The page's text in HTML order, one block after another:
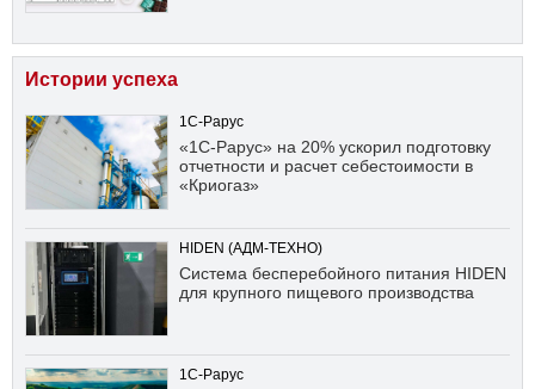
Истории успеха
1С-Рарус
«1С-Рарус» на 20% ускорил подготовку
отчетности и расчет себестоимости в
«Криогаз»
HIDEN (АДМ-ТЕХНО)
Система бесперебойного питания HIDEN
для крупного пищевого производства
1С-Рарус